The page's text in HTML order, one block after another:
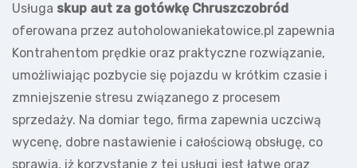
Usługa skup aut za gotówkę Chruszczobród
oferowana przez autoholowaniekatowice.pl zapewnia
Kontrahentom prędkie oraz praktyczne rozwiązanie,
umożliwiając pozbycie się pojazdu w krótkim czasie i
zmniejszenie stresu związanego z procesem
sprzedaży. Na domiar tego, firma zapewnia uczciwą
wycenę, dobre nastawienie i całościową obsługę, co
sprawia, iż korzystanie z tej usługi jest łatwe oraz